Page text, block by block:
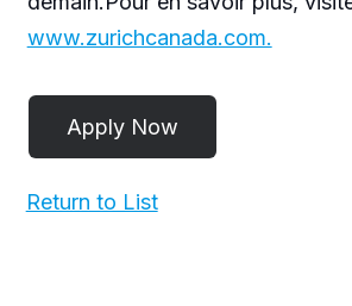
www.zurichcanada.com.
Return to List